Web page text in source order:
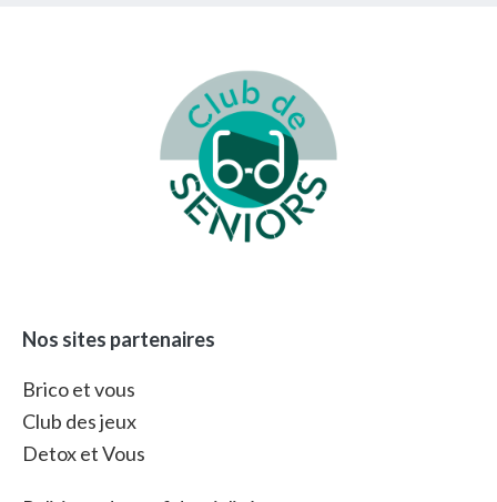
Nos sites partenaires
Brico et vous
Club des jeux
Detox et Vous